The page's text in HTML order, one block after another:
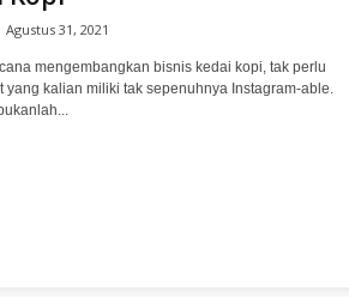
Agustus 31, 2021
mengembangkan bisnis kedai kopi, tak perlu
yang kalian miliki tak sepenuhnya Instagram-able.